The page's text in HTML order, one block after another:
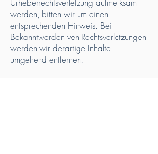
Urheberrechtsverletzung aufmerksam
werden, bitten wir um einen
entsprechenden Hinweis. Bei
Bekanntwerden von Rechtsverletzungen
werden wir derartige Inhalte
umgehend entfernen.